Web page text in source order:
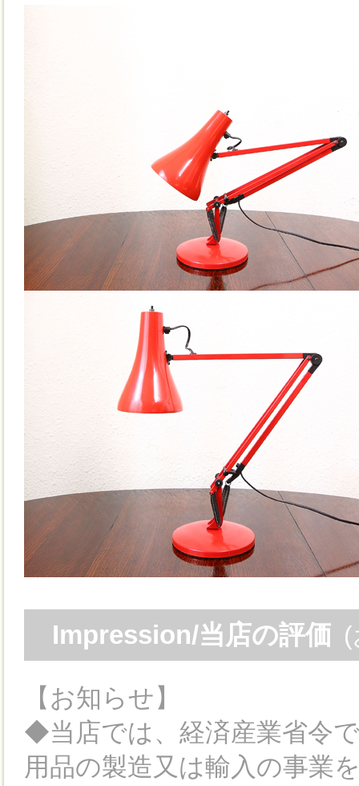
Impression/当店の評価
【お知らせ】
◆当店では、経済産業省令
用品の製造又は輸入の事業